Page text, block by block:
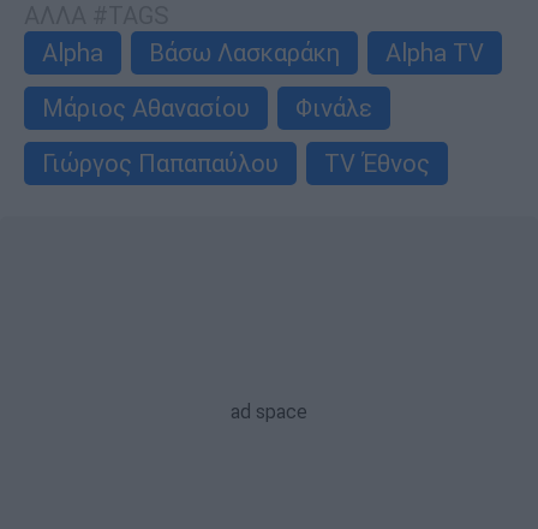
Alpha
Βάσω Λασκαράκη
Alpha TV
Μάριος Αθανασίου
Φινάλε
Γιώργος Παπαπαύλου
TV Έθνος